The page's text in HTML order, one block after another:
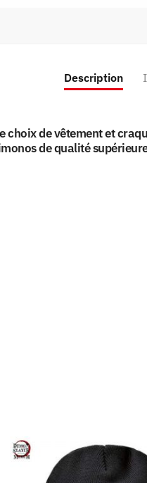
Description
choix de vêtement et
de qualité